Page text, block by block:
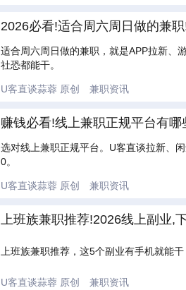
2026必看!适合周六周日做的兼
适合周六周日做的兼职，就是APP拉新、
社恐都能干。
U客直谈蒜蓉 原创 兼职资讯
赚钱必看!线上兼职正规平台有
选对线上兼职正规平台。U客直谈拉新、
0。
U客直谈蒜蓉 原创 兼职资讯
上班族兼职推荐!2026线上副业,
上班族兼职推荐，这5个副业有手机就能
U客直谈蒜蓉 原创 兼职资讯